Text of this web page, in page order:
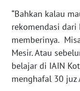
“Bahkan kalau
rekomendasi dari
memberinya.
Mesir. Atau
belajar di IAIN
menghafal 30 juz
PAPUA
WN
PAPUA
BARAT
WN